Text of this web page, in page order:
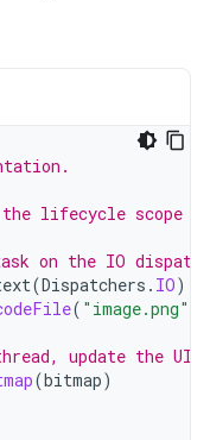
lifecycle scope
on the IO
(Dispatchers . IO)
( "image.png"
update the UI.
(bitmap)